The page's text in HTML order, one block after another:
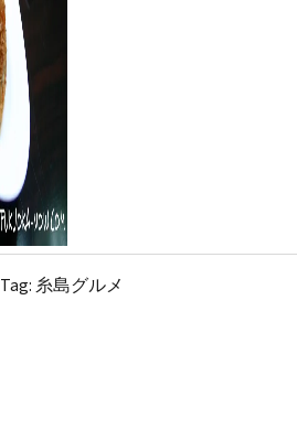
Tag: 糸島グルメ